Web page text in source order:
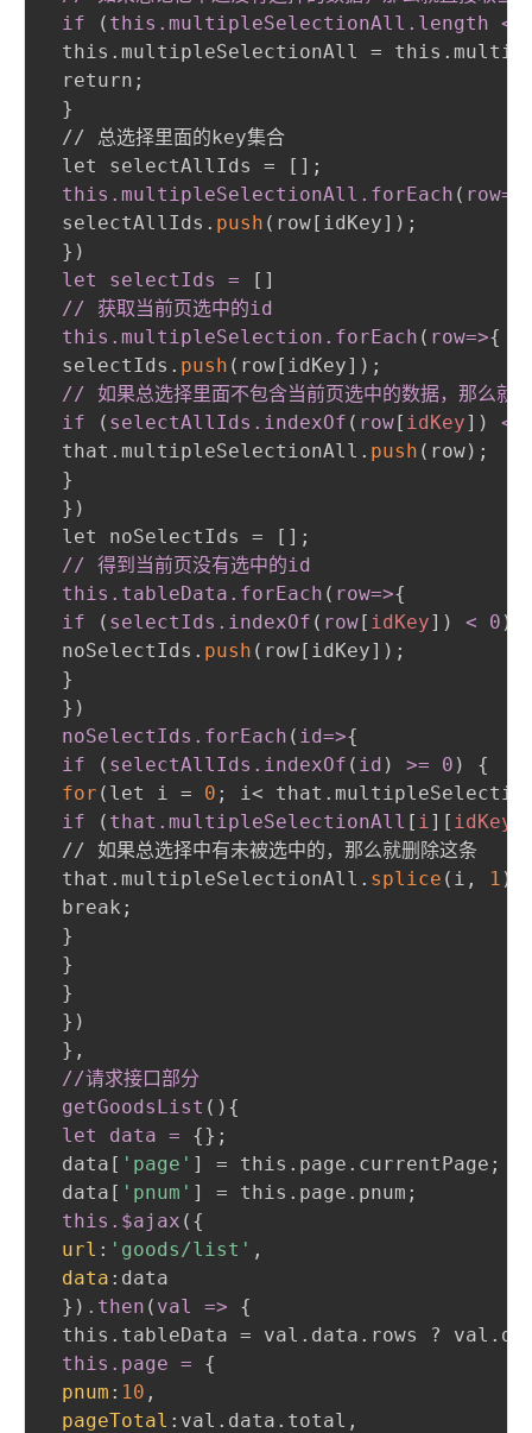
if
( this .multipleSelectionAll .length
this.multipleSelectionAll =
return ;
}
// 总选择里面的key集合
let selectAllIds = [] ;
this .multipleSelectionAll .forEach ( row=
selectAllIds. push ( row[idKey] ) ;
} )
let selectIds =
[ ]
// 获取当前页选中的id
this .multipleSelection .forEach ( row=>{
selectIds. push ( row[idKey] ) ;
// 如果总选择里面不包含当前页选中的数据，那么就
if
( selectAllIds .indexOf ( row[ idKey] )
<
that.multipleSelectionAll. push ( row) ;
}
} )
let noSelectIds = [] ;
// 得到当前页没有选中的id
this .tableData .forEach ( row=>{
if
( selectIds .indexOf ( row[ idKey] ) < 0 )
noSelectIds. push ( row[idKey] ) ;
}
} )
noSelectIds .forEach ( id=>{
if
( selectAllIds .indexOf ( id ) >= 0 )
{
for ( let i = 0 ;
i<
if
( that .multipleSelectionAll [ i] [ idKey
// 如果总选择中有未被选中的，那么就删除这条
that.multipleSelectionAll. splice ( i , 1 )
break ;
}
}
}
} )
} ,
//请求接口部分
getGoodsList ( ) {
let data =
{} ;
data[ 'page' ] = this.page.currentPage ;
data[ 'pnum' ] = this.page.pnum ;
this.$ajax ( {
url : 'goods/list' ,
data : data
} ) .then ( val =>
{
this.tableData = val.data.rows ?
this .page =
{
pnum : 10 ,
pageTotal : val.data.total ,